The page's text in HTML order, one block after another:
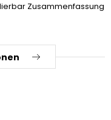
Zusammenfassung